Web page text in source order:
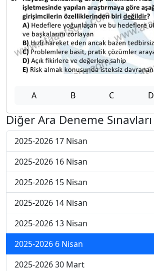
A B C D
Diğer Ara Deneme Sınavları
2025-2026 17 Nisan
2025-2026 16 Nisan
2025-2026 15 Nisan
2025-2026 14 Nisan
2025-2026 13 Nisan
2025-2026 6 Nisan
2025-2026 30 Mart